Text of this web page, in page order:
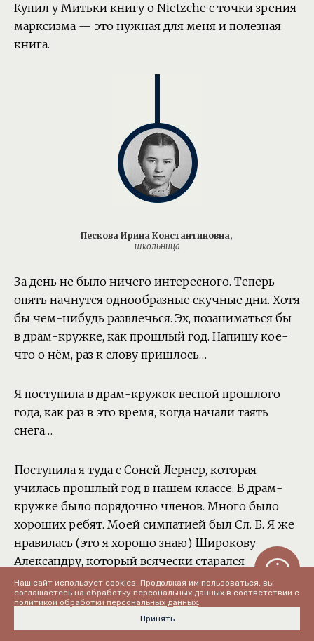
Купил у Митьки книгу о Nietzche с точки зрения
марксизма — это нужная для меня и полезная
книга.
Пескова Ирина Константиновна,
школьница
За день не было ничего интересного. Теперь
опять начнутся однообразные скучные дни. Хотя
бы чем-нибудь развлечься. Эх, позаниматься бы
в драм-кружке, как прошлый год. Напишу кое-
что о нём, раз к слову пришлось…
Я поступила в драм-кружок весной прошлого
года, как раз в это время, когда начали таять
снега…
Поступила я туда с Соней Лернер, которая
училась прошлый год в нашем классе. В драм-
кружке было порядочно членов. Много было
хороших ребят. Моей симпатией был Сл. Б. Я же
нравилась (это я хорошо знаю) Широкову
Александру, который всячески старался
заслужить моего внимания. В постановке
«Золушка», которую мы ставили, у меня была
роль Золушки, а у Широкова — принца. Все эти
обстоятельства подходили, к тому времени, как
Наш сайт использует cookies. Продолжая им пользоваться, вы
соглашаетесь на обработку персональных данных в соответствии с
политикой обработки персональных данных.
Принять